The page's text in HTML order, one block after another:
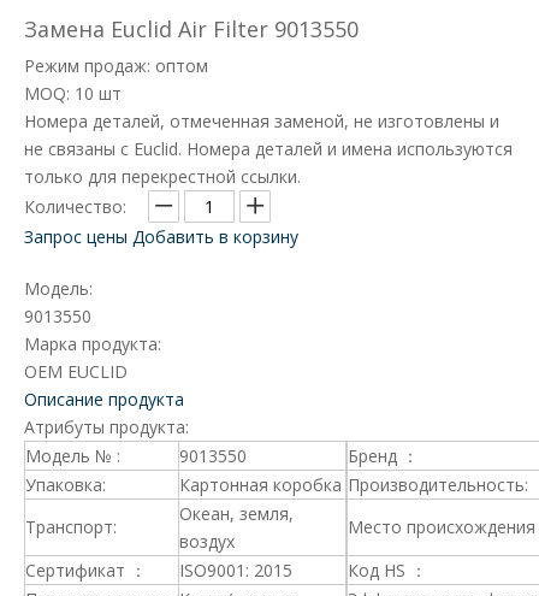
Замена Euclid Air Filter 9013550
Режим продаж: оптом
MOQ: 10 шт
Номера деталей, отмеченная заменой, не изготовлены и
не связаны с Euclid. Номера деталей и имена используются
только для перекрестной ссылки.
Количество:
Запрос цены Добавить в корзину
Модель:
9013550
Марка продукта:
OEM EUCLID
Описание продукта
Атрибуты продукта:
Модель № :
9013550
Бренд ：
Упаковка:
Картонная коробка Производительность:
Транспорт:
Океан, земля,
воздух
Место происхождения
Сертификат ：
ISO9001: 2015
Код HS ：